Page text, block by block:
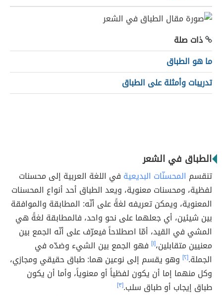
ذات صلة
ما هو الطباق
تدريبات وأمثلة على الطباق
الطباق في الشعر
تنقسم المحسنّات البديعية في اللغة العربية إلى محسنات
لفظية، ومحسنات معنوية، ويعد الطباق أحد أنواع المحسنات
المعنوية، ويمكن تعريفه لغةً على أنّه: المطابقة والموافقة
بين شيئين، أي جعلهما على نحو واحد، فالمطابقة لغةً هي
المشي في القيد، أمّا اصطلاحاً فيعرّف على أنّه الجمع بين
معنيين متقابلين،[١] فهو الجمع بين الشيء وضدّه في
الجملة.[٢]
وهو يقسم إلى نوعين هما: طباق حقيقي ومجازي،
وكل منهما إما أن يكون لفظياً أو معنوياً، وأما أن يكون
طباق إيجاب أو طباق سلب.[٣]